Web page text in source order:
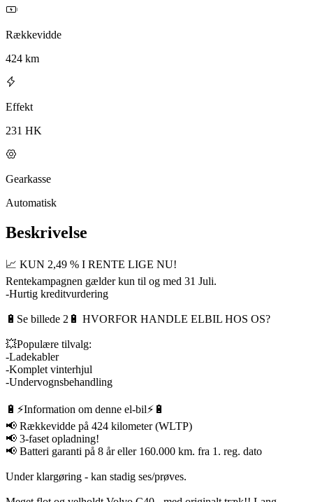
Rækkevidde
424 km
Effekt
231 HK
Gearkasse
Automatisk
Beskrivelse
📈 KUN 2,49 % I RENTE LIGE NU!
Rentekampagnen gælder kun til og med 31 Juli.
-Hurtig kreditvurdering
🔋Se billede 2🔋 HVORFOR HANDLE ELBIL HOS OS?
💥Populære tilvalg:
-Ladekabler
-Komplet vinterhjul
-Undervognsbehandling
🔋⚡️Information om denne el-bil⚡️🔋
📢 Rækkevidde på 424 kilometer (WLTP)
📢 3-faset opladning!
📢 Batteri garanti på 8 år eller 160.000 km. fra 1. reg. dato
Under klargøring - kan stadig ses/prøves.